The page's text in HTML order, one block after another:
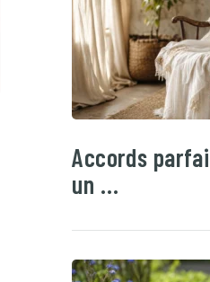
Accords
un …